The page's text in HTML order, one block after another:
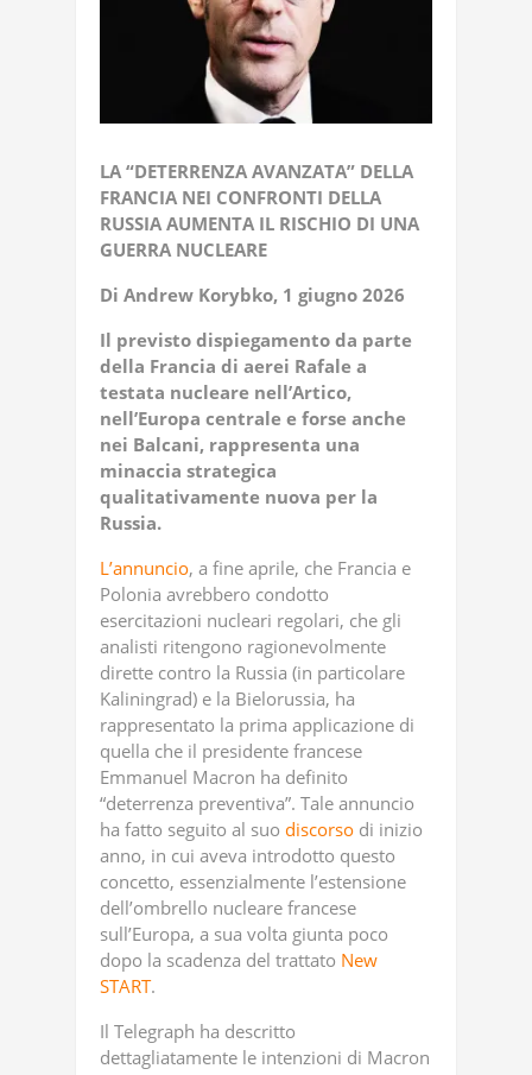
LA “DETERRENZA AVANZATA” DELLA
FRANCIA NEI CONFRONTI DELLA
RUSSIA AUMENTA IL RISCHIO DI UNA
GUERRA NUCLEARE
Di Andrew Korybko, 1 giugno 2026
Il previsto dispiegamento da parte
della Francia di aerei Rafale a
testata nucleare nell’Artico,
nell’Europa centrale e forse anche
nei Balcani, rappresenta una
minaccia strategica
qualitativamente nuova per la
Russia.
L’annuncio, a fine aprile, che Francia e
Polonia avrebbero condotto
esercitazioni nucleari regolari, che gli
analisti ritengono ragionevolmente
dirette contro la Russia (in particolare
Kaliningrad) e la Bielorussia, ha
rappresentato la prima applicazione di
quella che il presidente francese
Emmanuel Macron ha definito
“deterrenza preventiva”. Tale annuncio
ha fatto seguito al suo discorso di inizio
anno, in cui aveva introdotto questo
concetto, essenzialmente l’estensione
dell’ombrello nucleare francese
sull’Europa, a sua volta giunta poco
dopo la scadenza del trattato New
START.
Il Telegraph ha descritto
dettagliatamente le intenzioni di Macron